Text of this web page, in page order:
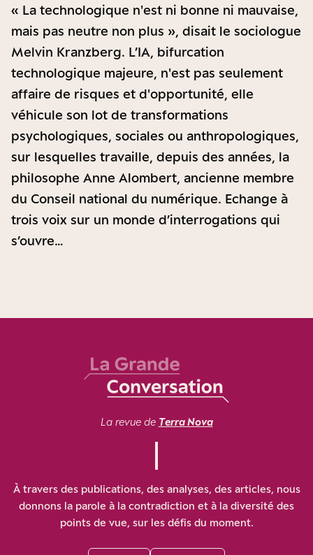
« La technologique n'est ni bonne ni mauvaise,
mais pas neutre non plus », disait le sociologue
Melvin Kranzberg. L’IA, bifurcation
technologique majeure, n'est pas seulement
affaire de risques et d'opportunité, elle
véhicule son lot de transformations
psychologiques, sociales ou anthropologiques,
sur lesquelles travaille, depuis des années, la
philosophe Anne Alombert, ancienne membre
du Conseil national du numérique. Echange à
trois voix sur un monde d’interrogations qui
s’ouvre…
La revue de Terra Nova
À travers des publications, des analyses, des articles, nous
donnons la parole à la contradiction et à la diversité des
points de vue, sur les défis du moment.